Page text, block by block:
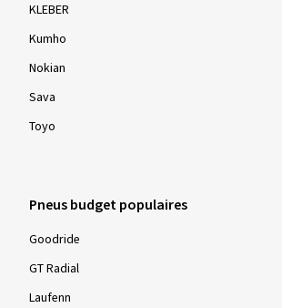
KLEBER
Kumho
Nokian
Sava
Toyo
Pneus budget populaires
Goodride
GT Radial
Laufenn